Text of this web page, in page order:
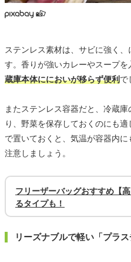
ステンレス素材は、サビに強く
す。香りが強いカレーやスープを
蔵庫本体ににおいが移らず便利で
またステンレス容器だと、冷蔵
り、野菜を保存しておくのにも
で置いておくと、気温が容器内
注意しましょう。
フリーザーバッグおすすめ【
るタイプも！
リーズナブルで軽い「プラス